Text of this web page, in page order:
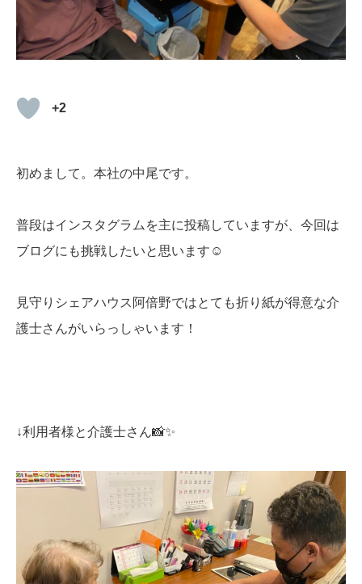
+2
初めまして。本社の中尾です。
普段はインスタグラムを主に投稿していますが、今回は
ブログにも挑戦したいと思います☺
見守りシェアハウス阿倍野ではとても折り紙が得意な介
護士さんがいらっしゃいます！
↓利用者様と介護士さん📸✨
お知らせ
ブログ
お問い合わせ